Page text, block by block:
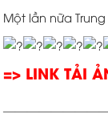
Một lần nữa
=> LINK TẢI